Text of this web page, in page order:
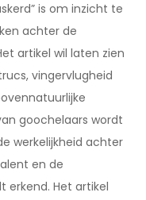
is om inzicht te
achter de
artikel wil laten zien
vingervlugheid
goochelaars wordt
werkelijkheid achter
en de
erkend. Het artikel